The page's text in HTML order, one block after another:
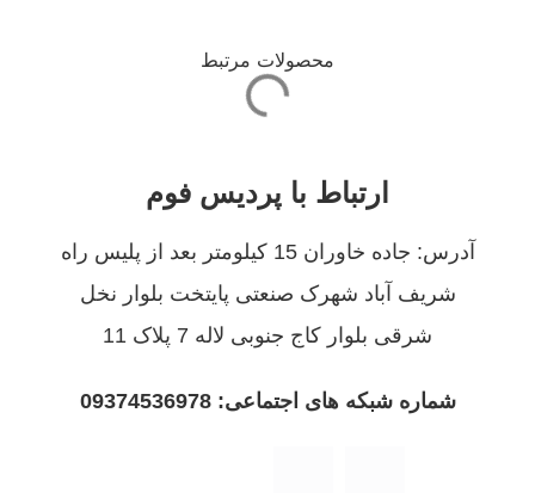
محصولات مرتبط
ارتباط با پردیس فوم
آدرس: جاده خاوران 15 کیلومتر بعد از پلیس راه
شریف آباد شهرک صنعتی پایتخت بلوار نخل
شرقی بلوار کاج جنوبی لاله 7 پلاک 11
شماره شبکه های اجتماعی: 09374536978